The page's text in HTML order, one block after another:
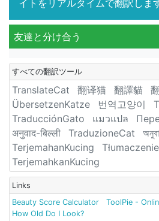
イトをリアルタイムで翻訳しま
友達と分け合う
すべての翻訳ツール
TranslateCat 翻译猫 翻譯貓
ÜbersetzenKatze
번역고양이
TraducciónGato
แมวแปล
अनुवाद-बिल्ली
TraduzioneCat
TerjemahanKucing
TerjemahkanKucing
Links
Beauty Score Calculator
ToolPie -
How Old Do I Look?